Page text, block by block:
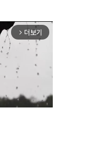
arrow_forward_ios 더보기